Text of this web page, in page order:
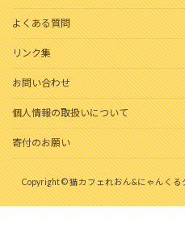
よくある質問
リンク集
お問い合わせ
個人情報の取扱いについて
寄付のお願い
Copyright © 猫カフェれおん&にゃんくる